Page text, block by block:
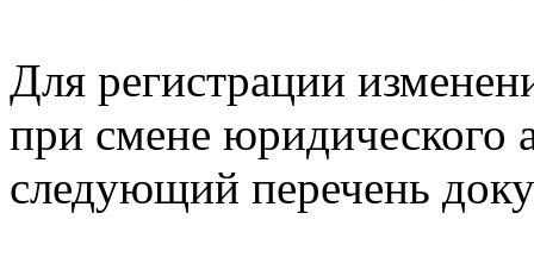
Для регистрации
при смене юридического
следующий перечень